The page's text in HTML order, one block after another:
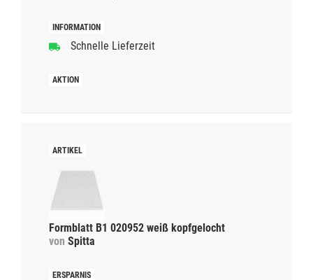
Schnelle Lieferzeit
Formblatt B1 020952 weiß kopfgelocht
von Spitta